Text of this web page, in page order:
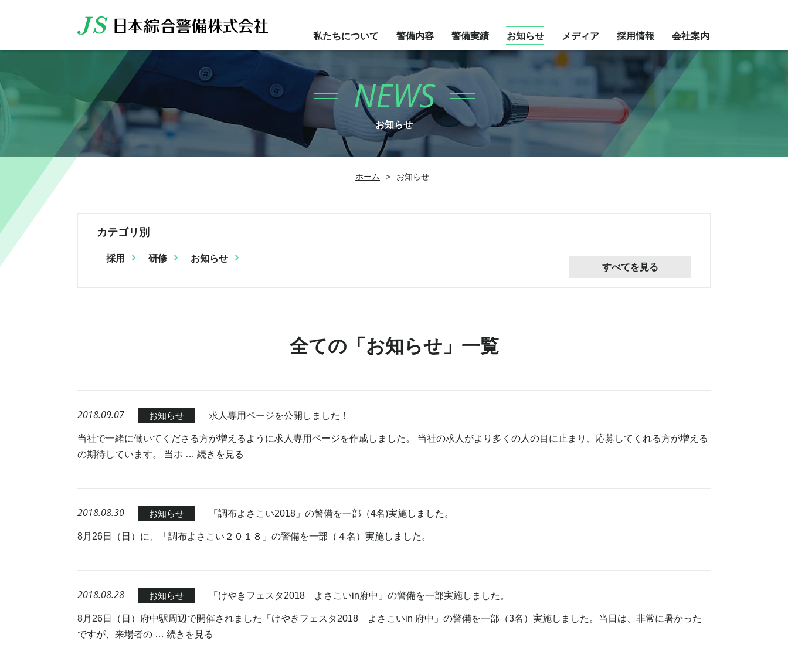
私たちについて 警備内容 警備実績 お知らせ メディア 採用情報 会社案内
NEWS
お知らせ
ホーム > お知らせ
カテゴリ別
採用 研修
お知らせ
すべてを見る
全ての「お知らせ」一覧
2018.09.07 お知らせ 求人専用ページを公開しました！
当社で一緒に働いてくださる方が増えるように求人専用ページを作成しました。 当社の求人がより多くの人の目に止まり、応募してくれる方が増える
の期待しています。 当ホ … 続きを見る
2018.08.30 お知らせ 「調布よさこい2018」の警備を一部（4名)実施しました。
8月26日（日）に、「調布よさこい２０１８」の警備を一部（４名）実施しました。
2018.08.28 お知らせ 「けやきフェスタ2018 よさこいin府中」の警備を一部実施しました。
8月26日（日）府中駅周辺で開催されました「けやきフェスタ2018 よさこいin 府中」の警備を一部（3名）実施しました。当日は、非常に暑かった
ですが、来場者の … 続きを見る